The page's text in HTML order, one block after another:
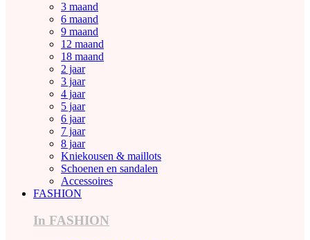
3 maand
6 maand
9 maand
12 maand
18 maand
2 jaar
3 jaar
4 jaar
5 jaar
6 jaar
7 jaar
8 jaar
Kniekousen & maillots
Schoenen en sandalen
Accessoires
FASHION
In FASHION